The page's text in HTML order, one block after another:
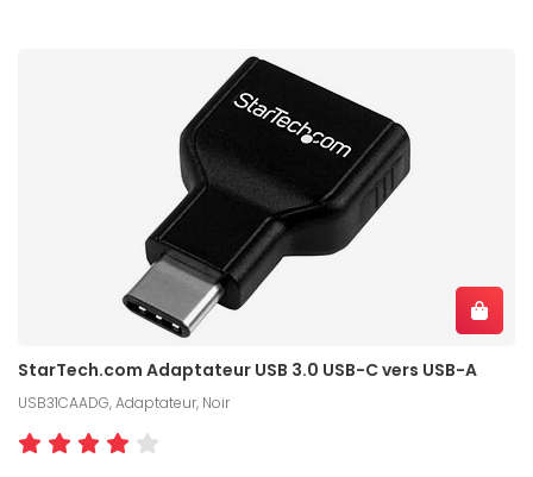
StarTech.com Adaptateur USB 3.0 USB-C vers USB-A
USB31CAADG, Adaptateur, Noir